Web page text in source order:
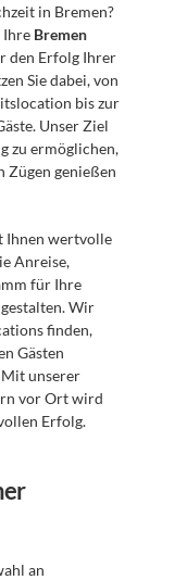
in Bremen?
Ihre Bremen
den Erfolg Ihrer
Sie dabei, von
bis zur
Unser Ziel
zu ermöglichen,
Zügen genießen
Ihnen wertvolle
Anreise,
Wir
finden,
Gästen
unserer
vor Ort wird
Erfolg.
an